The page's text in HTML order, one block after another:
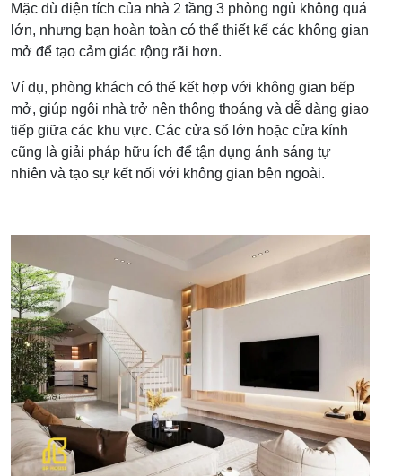
Mặc dù diện tích của nhà 2 tầng 3 phòng ngủ không quá
lớn, nhưng bạn hoàn toàn có thể thiết kế các không gian
mở để tạo cảm giác rộng rãi hơn.
Ví dụ, phòng khách có thể kết hợp với không gian bếp
mở, giúp ngôi nhà trở nên thông thoáng và dễ dàng giao
tiếp giữa các khu vực. Các cửa sổ lớn hoặc cửa kính
cũng là giải pháp hữu ích để tận dụng ánh sáng tự
nhiên và tạo sự kết nối với không gian bên ngoài.